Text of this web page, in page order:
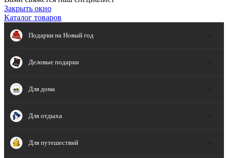
Закрыть окно
Каталог товаров
Подарки на Новый год
Деловые подарки
Для дома
Для отдыха
Для путешествий